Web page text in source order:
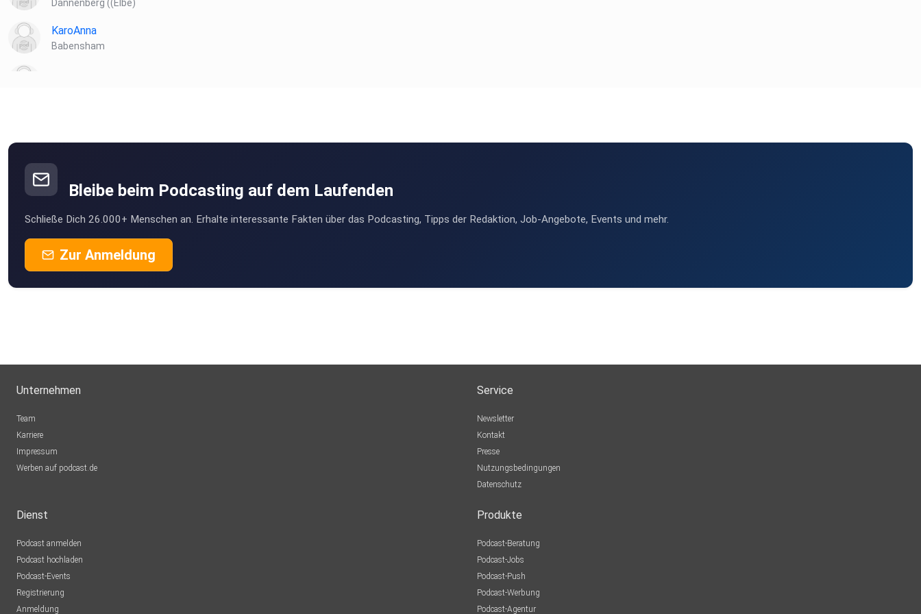
Dannenberg ((Elbe)
KaroAnna
Babensham
Novi
Wien
Obsacura81
Wien
Bleibe beim Podcasting auf dem Laufenden
Schließe Dich 26.000+ Menschen an. Erhalte interessante Fakten über das Podcasting, Tipps der Redaktion, Job-Angebote, Events und mehr.
Zur Anmeldung
Unternehmen
Team
Karriere
Impressum
Werben auf podcast.de
Service
Newsletter
Kontakt
Presse
Nutzungsbedingungen
Datenschutz
Dienst
Podcast anmelden
Podcast hochladen
Podcast-Events
Registrierung
Anmeldung
Produkte
Podcast-Beratung
Podcast-Jobs
Podcast-Push
Podcast-Werbung
Podcast-Agentur